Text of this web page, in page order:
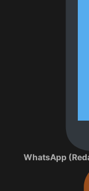
WhatsApp